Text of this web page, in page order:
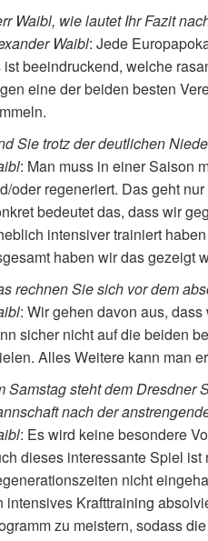
Waibl, wie lautet Ihr Fazit
Waibl: Jede
ist beeindruckend, welche
eine der beiden besten
Sie trotz der deutlichen
: Man muss in einer Saison
oder regeneriert. Das geht
bedeutet das, dass wir
intensiver trainiert
haben wir das gezeigt
rechnen Sie sich vor dem
: Wir gehen davon aus,
sicher nicht auf die beiden
Alles Weitere kann man
Samstag steht dem Dresdner
nach der
: Es wird keine besondere
dieses interessante Spiel
nicht
intensives Krafttraining
zu meistern, sodass